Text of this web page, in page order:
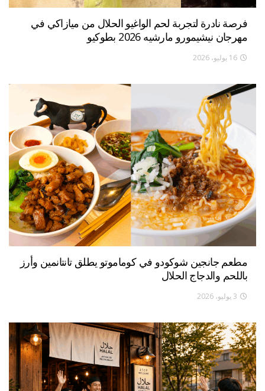
فرصة نادرة لتجربة لحم الواغيو الحلال من ميازاكي في
مهرجان نيشيمورو مارشيه 2026 بطوكيو
16 يوليو، 2026
مطعم جانجين شوكودو في كوماموتو يطلق تانتانمين وأرز
باللحم والدجاج الحلال
3 يوليو، 2026